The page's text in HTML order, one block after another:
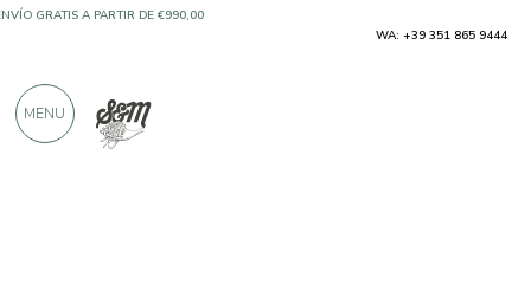
DE 900 CRÍTICAS POSITIVAS
WA: +39 351 865 9444
MENU